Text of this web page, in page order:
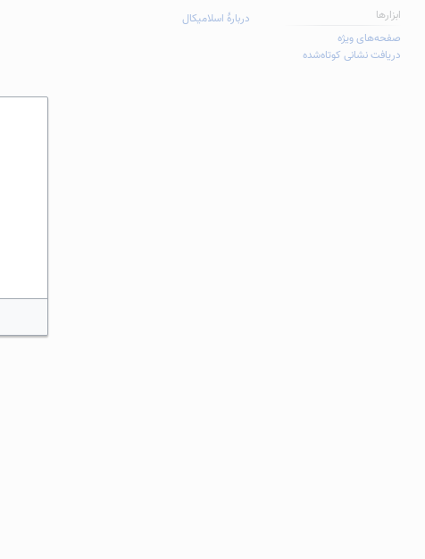
ابزارها
صفحه‌های ویژه
دریافت نشانی کوتاه‌شده
دربارهٔ اسلامیکال